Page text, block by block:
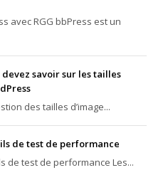
avec RGG bbPress est un
savoir sur les tailles
des tailles d’image...
de test de performance
de test de performance Les...